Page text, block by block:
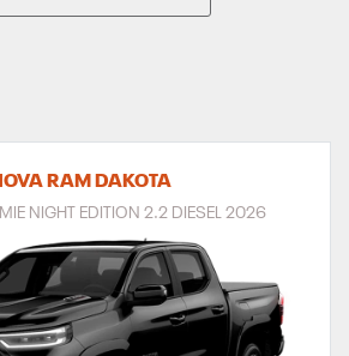
RAM DAKOTA
NIGHT EDITION 2.2 DIESEL 2026